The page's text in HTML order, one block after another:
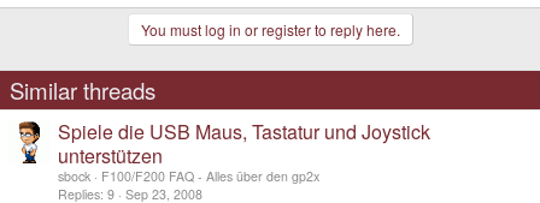
You must log in or register to reply here.
Similar threads
Spiele die USB Maus, Tastatur und Joystick
unterstützen
sbock
F100/F200 FAQ - Alles über den gp2x
Replies 9 Sep 23, 2008